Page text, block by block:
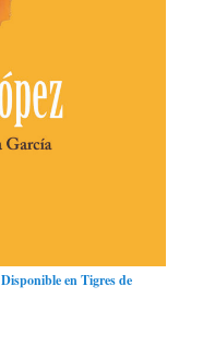
Disponible enTigres de